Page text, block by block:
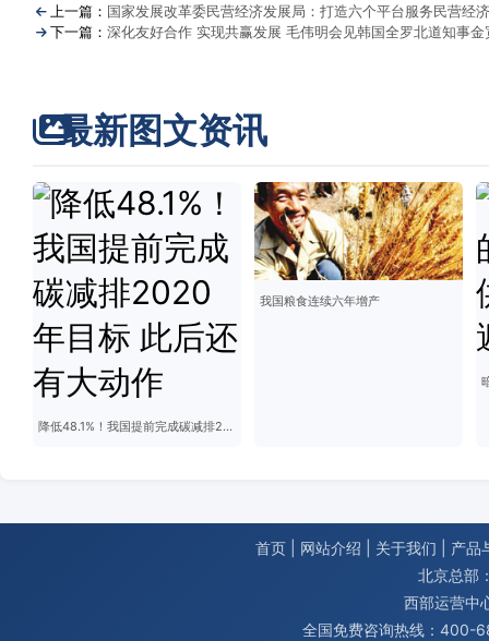
上一篇： 国家发展改革委民营经济发展局：打造六个平台服务民营经
下一篇： 深化友好合作 实现共赢发展 毛伟明会见韩国全罗北道知事金
最新图文资讯
降低48.1%！我国提前完成碳减排2020年目标 此后还有大动作
我国粮食连续六年增产
首页 网站介绍 关于我们
产品
北京总部
西部运营中
全国免费咨询热线：400-